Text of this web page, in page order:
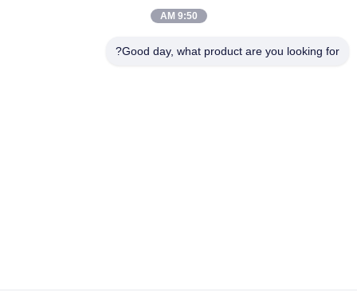
Q195 مواد بناء مطلية الرأس المسطحة الفولاذ الأسلاك الحديدية
9:50 AM
Good day, what product are you looking for?